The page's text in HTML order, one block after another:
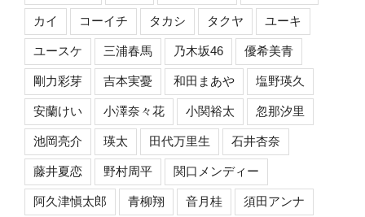
カイ コーイチ タカシ タクヤ ユーキ
ユースケ 三浦春馬 乃木坂46 優希美青
剛力彩芽 吉本実憂 和田まあや 塩野瑛久
安蘭けい 小澤奈々花 小関裕太 忽那汐里
池岡亮介 瑛太 田代万里生 石井杏奈
藤井夏恋 野村周平 関口メンディー
阿久津愼太郎 青柳翔 音月桂 須田アンナ